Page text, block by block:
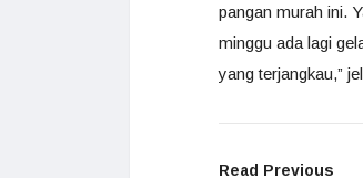
pangan murah ini.
minggu ada lagi
yang terjangkau,”
Read Previous